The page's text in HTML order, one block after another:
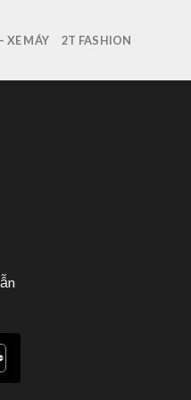
XE MÁY 2T FASHION